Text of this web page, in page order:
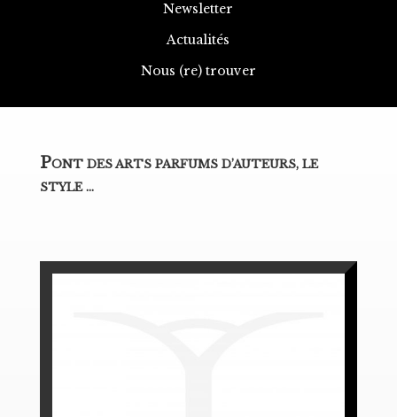
Newsletter
Actualités
Nous (re) trouver
PONT DES ARTS PARFUMS D’AUTEURS, LE
STYLE …